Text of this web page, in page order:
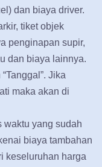
dan biaya driver.
tiket objek
penginapan supir,
dan biaya lainnya.
Jika
maka akan di
waktu yang sudah
biaya tambahan
keseluruhan harga